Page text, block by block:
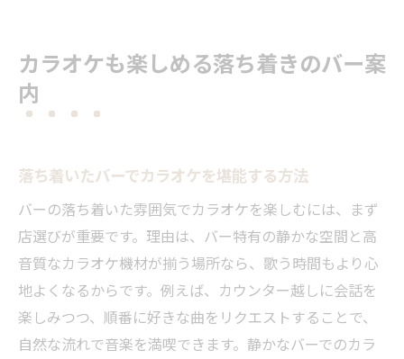
カラオケも楽しめる落ち着きのバー案
内
落ち着いたバーでカラオケを堪能する方法
バーの落ち着いた雰囲気でカラオケを楽しむには、まず
店選びが重要です。理由は、バー特有の静かな空間と高
音質なカラオケ機材が揃う場所なら、歌う時間もより心
地よくなるからです。例えば、カウンター越しに会話を
楽しみつつ、順番に好きな曲をリクエストすることで、
自然な流れで音楽を満喫できます。静かなバーでのカラ